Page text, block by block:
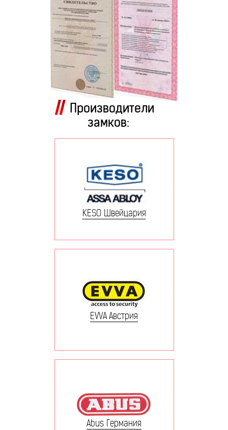
Производители
замков:
KESO Швейцария
EVVA Австрия
Abus Германия